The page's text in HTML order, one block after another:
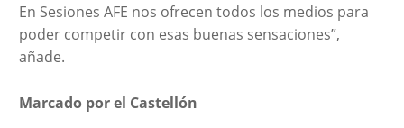
En Sesiones AFE nos ofrecen todos los medios para
poder competir con esas buenas sensaciones”,
añade.
Marcado por el Castellón